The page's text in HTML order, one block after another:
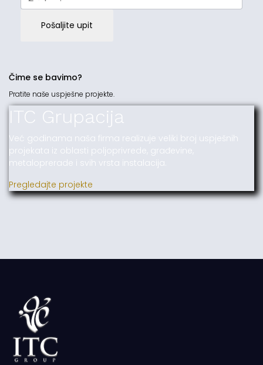
Pošaljite upit
Čime se bavimo?
Pratite naše uspješne projekte.
ITC Grupacija
Već godinama naša firma realizuje veliki broj uspješnih
projekata iz oblasti poljoprivrede, građevine,
metaloprerade i svih vrsta instalacija.
Pregledajte projekte